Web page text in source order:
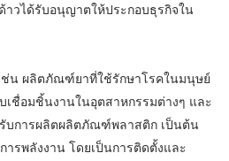
ด้รับอนุญาตให้ประกอบธุรกิจใน
ลิตภัณฑ์ยาที่ใช้รักษาโรคในมนุษย์
ชื่อมชิ้นงานในอุตสาหกรรมต่างๆ และ
บการผลิตผลิตภัณฑ์พลาสติก เป็นต้น
ลังงาน โดยเป็นการติดตั้งและ